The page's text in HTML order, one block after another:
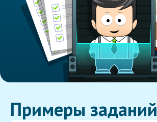
Примеры заданий